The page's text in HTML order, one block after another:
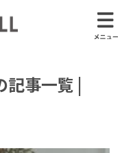
記事一覧 |